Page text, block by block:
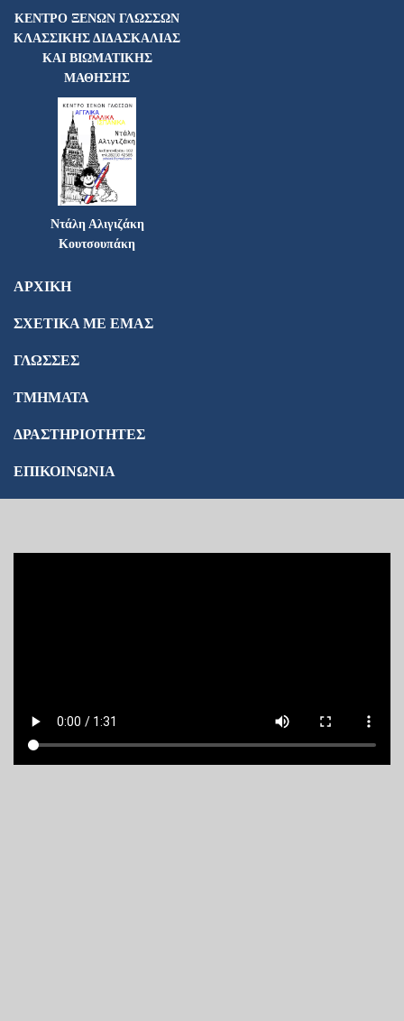
ΚΕΝΤΡΟ ΞΕΝΩΝ ΓΛΩΣΣΩΝ
ΚΛΑΣΣΙΚΗΣ ΔΙΔΑΣΚΑΛΙΑΣ
ΚΑΙ ΒΙΩΜΑΤΙΚΗΣ
ΜΑΘΗΣΗΣ
Ντάλη Αλιγιζάκη
Κουτσουπάκη
ΑΡΧΙΚΗ
ΣΧΕΤΙΚΑ ΜΕ ΕΜΑΣ
ΓΛΩΣΣΕΣ
ΤΜΗΜΑΤΑ
ΔΡΑΣΤΗΡΙΟΤΗΤΕΣ
ΕΠΙΚΟΙΝΩΝΙΑ